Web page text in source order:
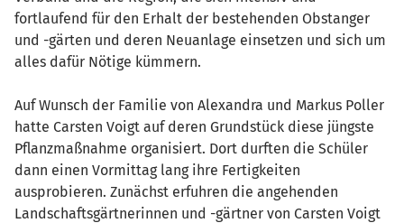
fortlaufend für den Erhalt der bestehenden Obstanger
und -gärten und deren Neuanlage einsetzen und sich um
alles dafür Nötige kümmern.
Auf Wunsch der Familie von Alexandra und Markus Poller
hatte Carsten Voigt auf deren Grundstück diese jüngste
Pflanzmaßnahme organisiert. Dort durften die Schüler
dann einen Vormittag lang ihre Fertigkeiten
ausprobieren. Zunächst erfuhren die angehenden
Landschaftsgärtnerinnen und -gärtner von Carsten Voigt